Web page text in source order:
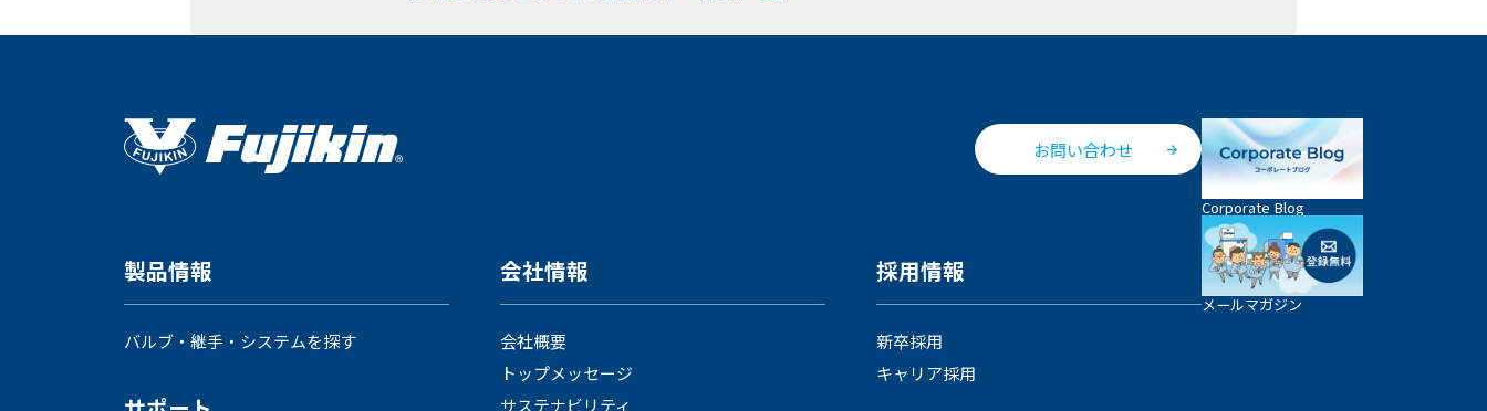
お問い合わせ
製品情報
バルブ・継手・システムを探す
会社情報
会社概要
トップメッセージ
サステナビリティ
採用情報
新卒採用
キャリア採用
Corporate Blog
メールマガジン